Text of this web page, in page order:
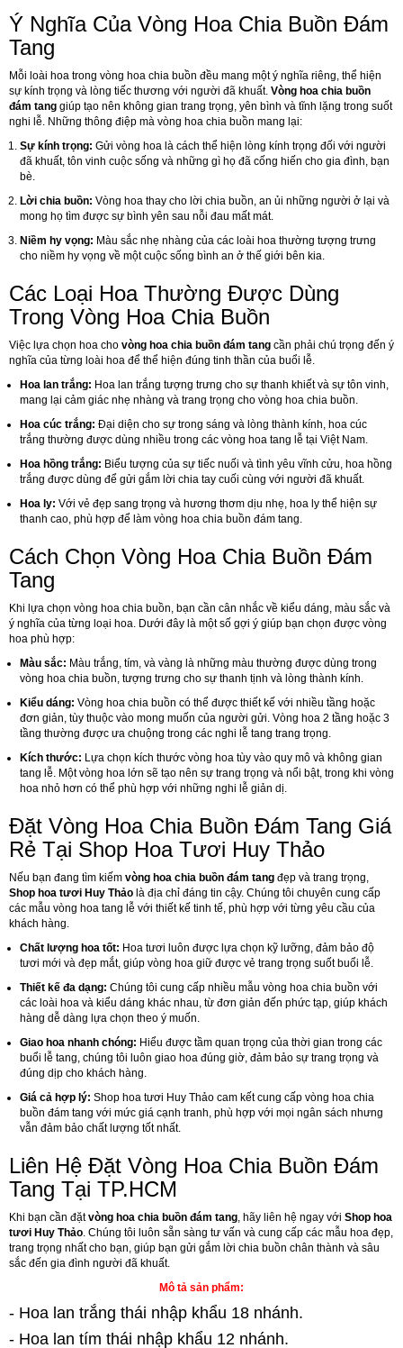
Ý Nghĩa Của Vòng Hoa Chia Buồn Đám
Tang
Mỗi loài hoa trong vòng hoa chia buồn đều mang một ý nghĩa riêng, thể hiện
sự kính trọng và lòng tiếc thương với người đã khuất. Vòng hoa chia buồn
đám tang giúp tạo nên không gian trang trọng, yên bình và tĩnh lặng trong suốt
nghi lễ. Những thông điệp mà vòng hoa chia buồn mang lại:
Sự kính trọng: Gửi vòng hoa là cách thể hiện lòng kính trọng đối với người
đã khuất, tôn vinh cuộc sống và những gì họ đã cống hiến cho gia đình, bạn
bè.
Lời chia buồn: Vòng hoa thay cho lời chia buồn, an ủi những người ở lại và
mong họ tìm được sự bình yên sau nỗi đau mất mát.
Niềm hy vọng: Màu sắc nhẹ nhàng của các loài hoa thường tượng trưng
cho niềm hy vọng về một cuộc sống bình an ở thế giới bên kia.
Các Loại Hoa Thường Được Dùng
Trong Vòng Hoa Chia Buồn
Việc lựa chọn hoa cho vòng hoa chia buồn đám tang cần phải chú trọng đến ý
nghĩa của từng loài hoa để thể hiện đúng tinh thần của buổi lễ.
Hoa lan trắng: Hoa lan trắng tượng trưng cho sự thanh khiết và sự tôn vinh,
mang lại cảm giác nhẹ nhàng và trang trọng cho vòng hoa chia buồn.
Hoa cúc trắng: Đại diện cho sự trong sáng và lòng thành kính, hoa cúc
trắng thường được dùng nhiều trong các vòng hoa tang lễ tại Việt Nam.
Hoa hồng trắng: Biểu tượng của sự tiếc nuối và tình yêu vĩnh cửu, hoa hồng
trắng được dùng để gửi gắm lời chia tay cuối cùng với người đã khuất.
Hoa ly: Với vẻ đẹp sang trọng và hương thơm dịu nhẹ, hoa ly thể hiện sự
thanh cao, phù hợp để làm vòng hoa chia buồn đám tang.
Cách Chọn Vòng Hoa Chia Buồn Đám
Tang
Khi lựa chọn vòng hoa chia buồn, bạn cần cân nhắc về kiểu dáng, màu sắc và
ý nghĩa của từng loại hoa. Dưới đây là một số gợi ý giúp bạn chọn được vòng
hoa phù hợp:
Màu sắc: Màu trắng, tím, và vàng là những màu thường được dùng trong
vòng hoa chia buồn, tượng trưng cho sự thanh tịnh và lòng thành kính.
Kiểu dáng: Vòng hoa chia buồn có thể được thiết kế với nhiều tầng hoặc
đơn giản, tùy thuộc vào mong muốn của người gửi. Vòng hoa 2 tầng hoặc 3
tầng thường được ưa chuộng trong các nghi lễ tang trang trọng.
Kích thước: Lựa chọn kích thước vòng hoa tùy vào quy mô và không gian
tang lễ. Một vòng hoa lớn sẽ tạo nên sự trang trọng và nổi bật, trong khi vòng
hoa nhỏ hơn có thể phù hợp với những nghi lễ giản dị.
Đặt Vòng Hoa Chia Buồn Đám Tang Giá
Rẻ Tại Shop Hoa Tươi Huy Thảo
Nếu bạn đang tìm kiếm vòng hoa chia buồn đám tang đẹp và trang trọng,
Shop hoa tươi Huy Thảo là địa chỉ đáng tin cậy. Chúng tôi chuyên cung cấp
các mẫu vòng hoa tang lễ với thiết kế tinh tế, phù hợp với từng yêu cầu của
khách hàng.
Chất lượng hoa tốt: Hoa tươi luôn được lựa chọn kỹ lưỡng, đảm bảo độ
tươi mới và đẹp mắt, giúp vòng hoa giữ được vẻ trang trọng suốt buổi lễ.
Thiết kế đa dạng: Chúng tôi cung cấp nhiều mẫu vòng hoa chia buồn với
các loài hoa và kiểu dáng khác nhau, từ đơn giản đến phức tạp, giúp khách
hàng dễ dàng lựa chọn theo ý muốn.
Giao hoa nhanh chóng: Hiểu được tầm quan trọng của thời gian trong các
buổi lễ tang, chúng tôi luôn giao hoa đúng giờ, đảm bảo sự trang trọng và
đúng dịp cho khách hàng.
Giá cả hợp lý: Shop hoa tươi Huy Thảo cam kết cung cấp vòng hoa chia
buồn đám tang với mức giá cạnh tranh, phù hợp với mọi ngân sách nhưng
vẫn đảm bảo chất lượng tốt nhất.
Liên Hệ Đặt Vòng Hoa Chia Buồn Đám
Tang Tại TP.HCM
Khi bạn cần đặtvòng hoa chia buồn đám tang, hãy liên hệ ngay với Shop hoa
tươi Huy Thảo. Chúng tôi luôn sẵn sàng tư vấn và cung cấp các mẫu hoa đẹp,
trang trọng nhất cho bạn, giúp bạn gửi gắm lời chia buồn chân thành và sâu
sắc đến gia đình người đã khuất.
Mô tả sản phẩm:
- Hoa lan trắng thái nhập khẩu 18 nhánh.
- Hoa lan tím thái nhập khẩu 12 nhánh.